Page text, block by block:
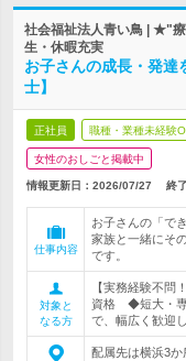
社会福祉法人青い鳥 | ★"
生・休暇充実
お子さんの成長・発達
士】
正社員 職種・業種未経験
女性のおしごと掲載中
情報更新日：2026/07/27 終
仕事内容
お子さんの「で
家族と一緒にそ
です。
対象と
なる方
【実務経験不
資格 ◆短大・専
で、幅広く歓迎
配属先は横浜3